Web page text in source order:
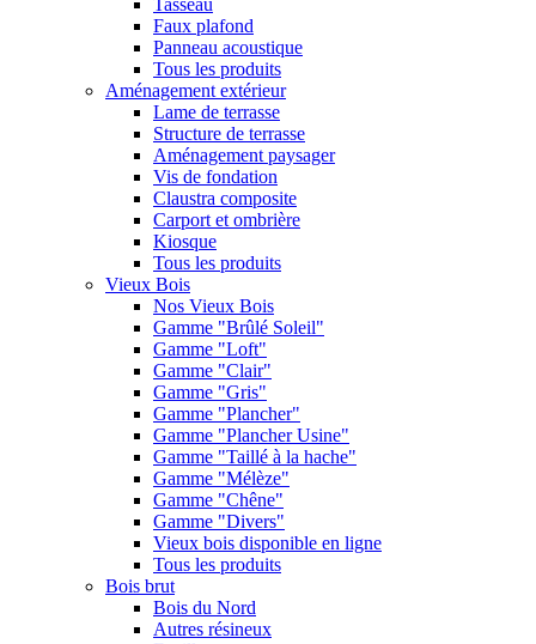
Tasseau
Faux plafond
Panneau acoustique
Tous les produits
Aménagement extérieur
Lame de terrasse
Structure de terrasse
Aménagement paysager
Vis de fondation
Claustra composite
Carport et ombrière
Kiosque
Tous les produits
Vieux Bois
Nos Vieux Bois
Gamme "Brûlé Soleil"
Gamme "Loft"
Gamme "Clair"
Gamme "Gris"
Gamme "Plancher"
Gamme "Plancher Usine"
Gamme "Taillé à la hache"
Gamme "Mélèze"
Gamme "Chêne"
Gamme "Divers"
Vieux bois disponible en ligne
Tous les produits
Bois brut
Bois du Nord
Autres résineux